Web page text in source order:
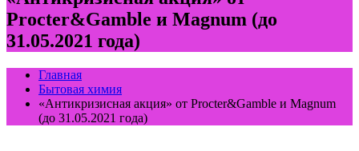
Procter&Gamble и Magnum (до
31.05.2021 года)
Главная
Бытовая химия
«Антикризисная акция» от Procter&Gamble и Magnum
(до 31.05.2021 года)